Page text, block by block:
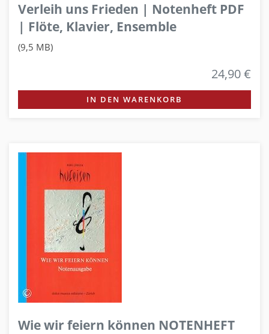
Verleih uns Frieden | Notenheft PDF
| Flöte, Klavier, Ensemble
(9,5 MB)
24,90 €
IN DEN WARENKORB
Wie wir feiern können NOTENHEFT